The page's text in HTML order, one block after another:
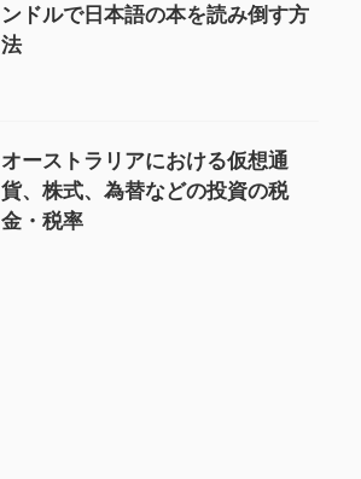
ンドルで日本語の本を読み倒す方
法
オーストラリアにおける仮想通
貨、株式、為替などの投資の税
金・税率